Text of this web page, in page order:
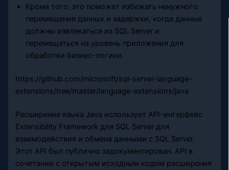
Кроме того, это поможет избежать ненужного
перемещения данных и задержки, когда данные
должны извлекаться из SQL Server и
перемещаться на уровень приложения для
обработки бизнес-логики.
https://github.com/microsoft/sql-server-language-
extensions/tree/master/language-extensions/java
Расширение языка Java использует API-интерфейс
Extensibility Framework для SQL Server для
взаимодействия и обмена данными с SQL Server.
Этот API был публично задокументирован. API в
сочетании с открытым исходным кодом расширения